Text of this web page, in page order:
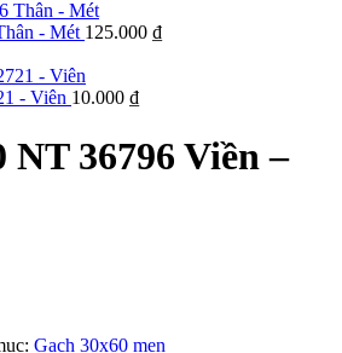
- Mét 125.000 ₫
- Viên 10.000 ₫
NT 36796 Viền –
Gạch 30x60 men